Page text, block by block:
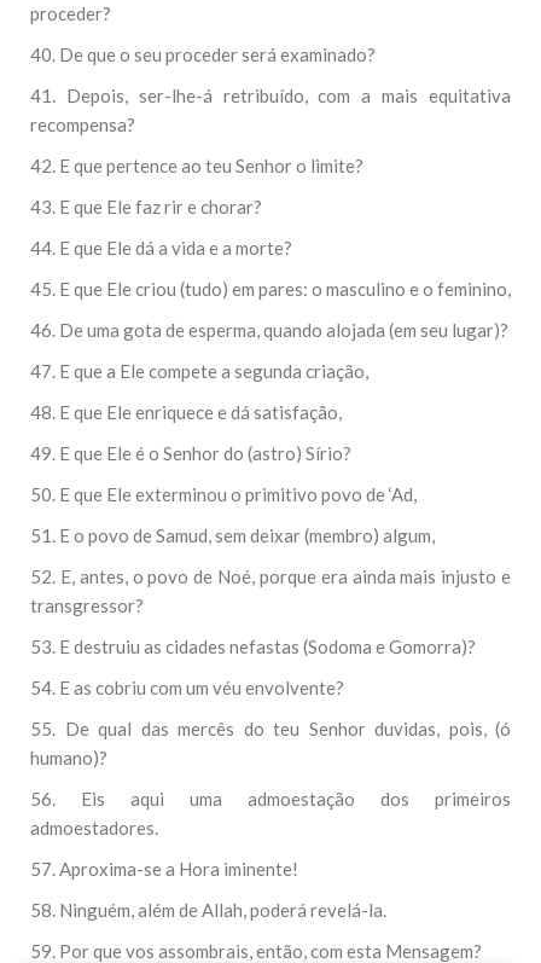
proceder?
40. De que o seu proceder será examinado?
41. Depois, ser-lhe-á retribuído, com a mais equitativa
recompensa?
42. E que pertence ao teu Senhor o limite?
43. E que Ele faz rir e chorar?
44. E que Ele dá a vida e a morte?
45. E que Ele criou (tudo) em pares: o masculino e o feminino,
46. De uma gota de esperma, quando alojada (em seu lugar)?
47. E que a Ele compete a segunda criação,
48. E que Ele enriquece e dá satisfação,
49. E que Ele é o Senhor do (astro) Sírio?
50. E que Ele exterminou o primitivo povo de ‘Ad,
51. E o povo de Samud, sem deixar (membro) algum,
52. E, antes, o povo de Noé, porque era ainda mais injusto e
transgressor?
53. E destruiu as cidades nefastas (Sodoma e Gomorra)?
54. E as cobriu com um véu envolvente?
55. De qual das mercês do teu Senhor duvidas, pois, (ó
humano)?
56. Eis aqui uma admoestação dos primeiros
admoestadores.
57. Aproxima-se a Hora iminente!
58. Ninguém, além de Allah, poderá revelá-la.
59. Por que vos assombrais, então, com esta Mensagem?